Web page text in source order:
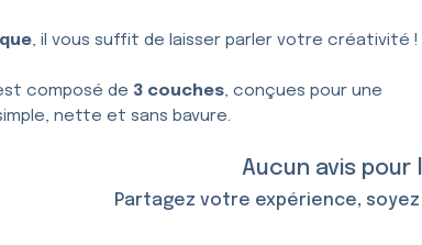
, il vous suffit de laisser parler votre créativité !
composé de 3 couches, conçues pour une
nette et sans bavure.
Aucun avis pour
Partagez votre expérience,